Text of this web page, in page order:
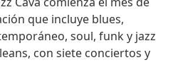
que incluye blues,
soul, funk y jazz
con siete conciertos y